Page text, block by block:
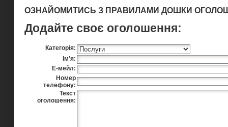
ОЗНАЙОМИТИСЬ З ПРАВИЛАМИ ДОШКИ
Додайте своє оголошення:
Категорія:
Ім'я:
Е-мейл:
Номер
телефону:
Текст
оголошення: